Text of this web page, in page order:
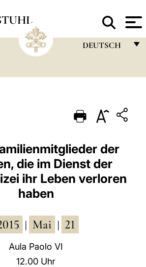
DEUTSCH
PORTUGUÊS
ESPAÑOL
DEUTSCH
POLSKI
der
die im Dienst der
ihr Leben verloren
haben
Mai 21
Aula Paolo VI
12.00 Uhr